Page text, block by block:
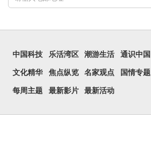
中国科技 乐活湾区 潮游生活 通识中国
文化精华 焦点纵览 名家观点 国情专题
每周主题 最新影片 最新活动